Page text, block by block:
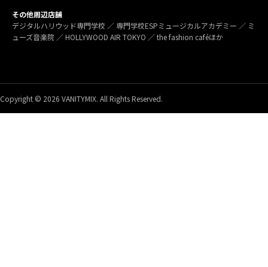
その他周辺店舗
デジタルハリウッド専門学校 ／ 専門学校ESPミュージカルアカデミー ／ ミ
ューズ音楽院 ／ HOLLYWOOD AIR TOKYO ／ the fashion caféほか
Copyright © 2026 VANITYMIX. All Rights Reserved.